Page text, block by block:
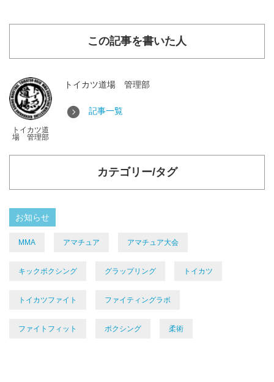
この記事を書いた人
トイカツ道
場 管理部
トイカツ道場 管理部
記事一覧
カテゴリー/タグ
お知らせ
MMA アマチュア アマチュア大会
キックボクシング グラップリング トイカツ
トイカツファイト ファイティングラボ
ファイトフィット ボクシング 柔術